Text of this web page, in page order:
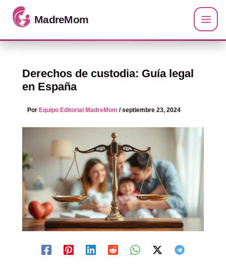
Ir al contenido
Derechos de custodia: Guía legal
en España
Por Equipo Editorial MadreMom /septiembre 23, 2024